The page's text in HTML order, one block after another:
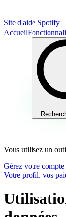
Site d'aide Spotify
Accueil
Vous utilisez un
Gérez votre compte
Votre profil, vos